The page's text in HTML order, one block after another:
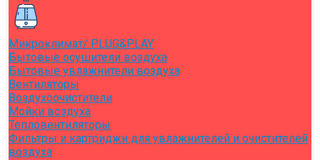
Микроклимат/ PLUG&PLAY
Бытовые осушители воздуха
Бытовые увлажнители воздуха
Вентиляторы
Воздухоочистители
Мойки воздуха
Тепловентиляторы
Фильтры и картриджи для увлажнителей и очистителей
воздуха